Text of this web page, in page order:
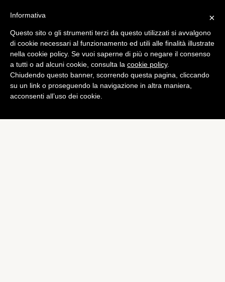
Mobile
Alcuni McDonald
selezionati installano iPad
per i clienti
diAlessandro Moretti
×
Informativa
Questo sito o gli strumenti terzi da questo utilizzati si avvalgono
di cookie necessari al funzionamento ed utili alle finalità illustrate
nella cookie policy. Se vuoi saperne di più o negare il consenso
a tutti o ad alcuni cookie, consulta la cookie policy.
Chiudendo questo banner, scorrendo questa pagina, cliccando
su un link o proseguendo la navigazione in altra maniera,
acconsenti all’uso dei cookie.